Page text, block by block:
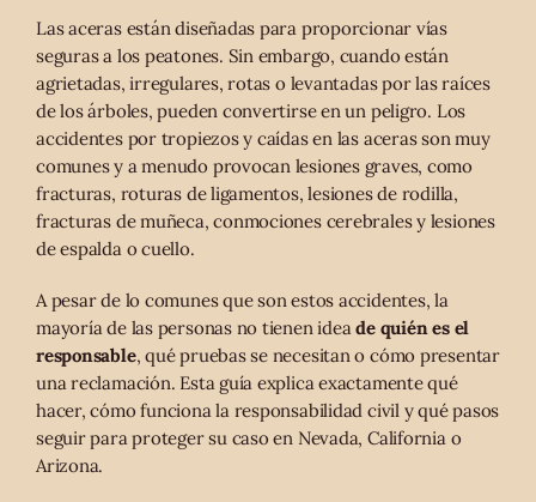
Las aceras están diseñadas para proporcionar vías
seguras a los peatones. Sin embargo, cuando están
agrietadas, irregulares, rotas o levantadas por las raíces
de los árboles, pueden convertirse en un peligro. Los
accidentes por tropiezos y caídas en las aceras son muy
comunes y a menudo provocan lesiones graves, como
fracturas, roturas de ligamentos, lesiones de rodilla,
fracturas de muñeca, conmociones cerebrales y lesiones
de espalda o cuello.
A pesar de lo comunes que son estos accidentes, la
mayoría de las personas no tienen ideade quién es el
responsable, qué pruebas se necesitan o cómo presentar
una reclamación. Esta guía explica exactamente qué
hacer, cómo funciona la responsabilidad civil y qué pasos
seguir para proteger su caso en Nevada, California o
Arizona.